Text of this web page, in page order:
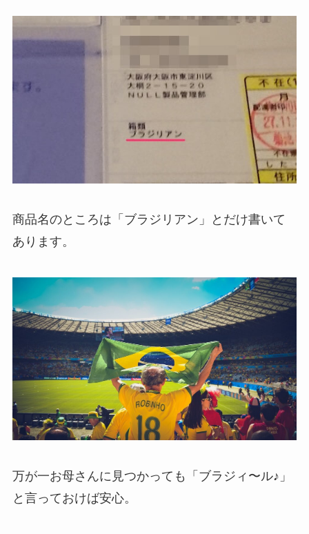
商品名のところは「ブラジリアン」とだけ書いて
あります。
万が一お母さんに見つかっても「ブラジィ〜ル♪」
と言っておけば安心。